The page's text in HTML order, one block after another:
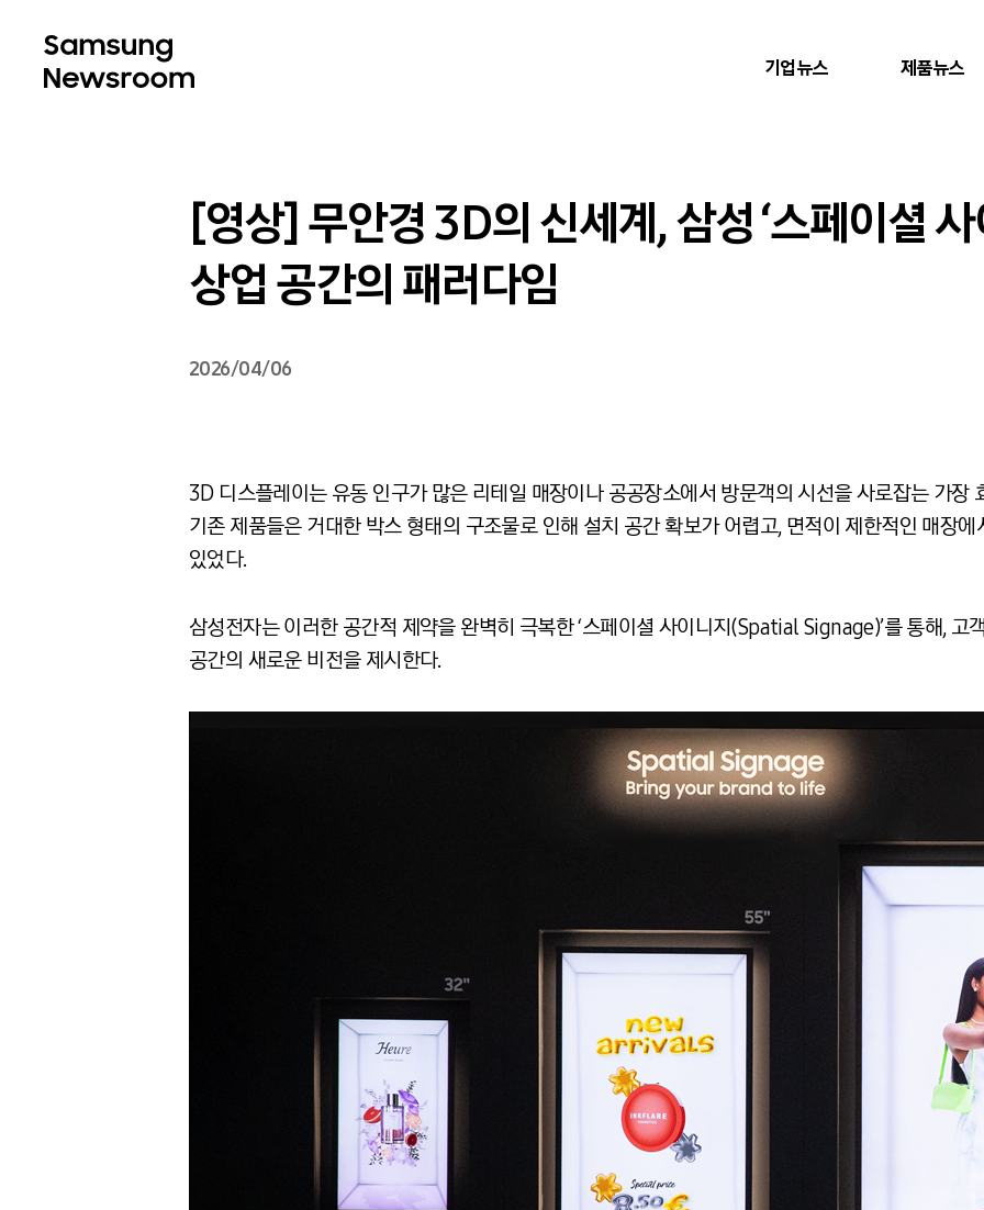
기업뉴스 제품뉴스
[영상] 무안경 3D의 신세계, 삼성 ‘스페이셜
상업 공간의 패러다임
2026/04/06
3D 디스플레이는 유동 인구가 많은 리테일 매장이나 공공장소에서 방문객의 시선을 사로잡는 가장
기존 제품들은 거대한 박스 형태의 구조물로 인해 설치 공간 확보가 어렵고, 면적이 제한적인 매장
있었다.
삼성전자는 이러한 공간적 제약을 완벽히 극복한 ‘스페이셜 사이니지(Spatial Signage)’를 통해, 고
공간의 새로운 비전을 제시한다.